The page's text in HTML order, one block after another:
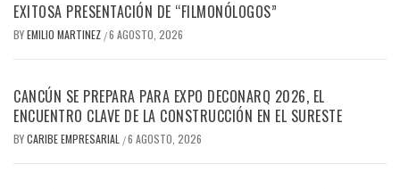
EXITOSA PRESENTACIÓN DE “FILMONÓLOGOS”
BYEMILIO MARTINEZ /6 AGOSTO, 2026
CANCÚN SE PREPARA PARA EXPO DECONARQ 2026, EL
ENCUENTRO CLAVE DE LA CONSTRUCCIÓN EN EL SURESTE
BYCARIBE EMPRESARIAL /6 AGOSTO, 2026